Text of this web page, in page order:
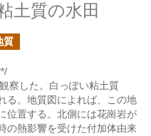
土質の水田
質
察した。白っぽい粘土質
る。地質図によれば、この地
位置する。北側には花崗岩が
の熱影響を受けた付加体由来